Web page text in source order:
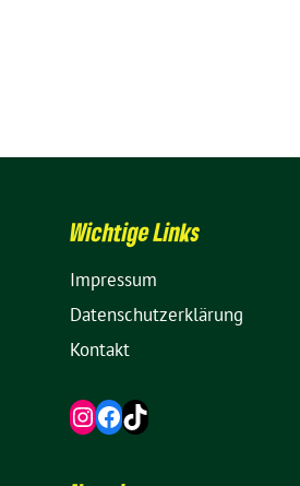
Wich­tige Links
Impressum
Daten­schutz­er­klä­rung
Kontakt
Instagram
Facebook
TikTok